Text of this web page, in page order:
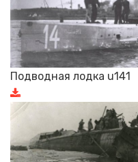
Подводная лодка u141